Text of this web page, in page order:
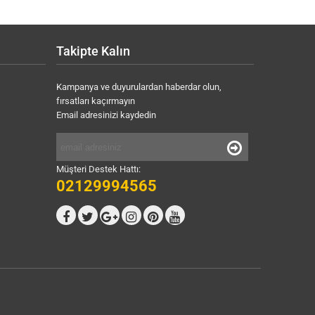
Takipte Kalın
Kampanya ve duyurulardan haberdar olun,
fırsatları kaçırmayın
Email adresinizi kaydedin
Müşteri Destek Hattı:
02129994565